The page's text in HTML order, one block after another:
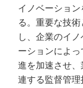
イノベーショ
る。重要な技
し、企業のイ
ーションによ
進を加速させ
連する監督管理